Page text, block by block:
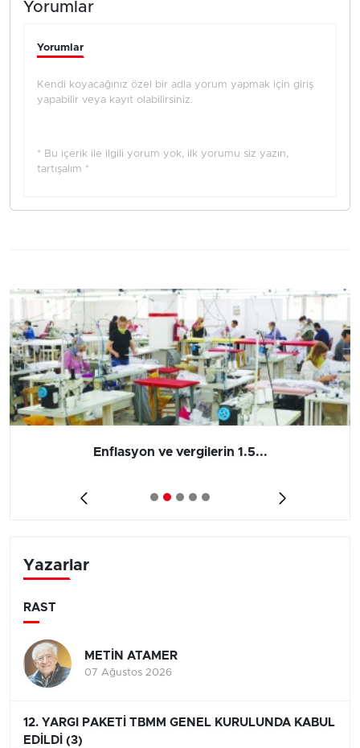
Yorumlar
Yorumlar
Kendi koyacağınız özel bir adla yorum yapmak için giriş
yapabilir veya kayıt olabilirsiniz.
* Bu içerik ile ilgili yorum yok, ilk yorumu siz yazın,
tartışalım *
Enflasyon ve vergilerin 1.5...
Yazarlar
RAST
METİN ATAMER
07 Ağustos 2026
12. YARGI PAKETİ TBMM GENEL KURULUNDA KABUL
EDİLDİ (3)